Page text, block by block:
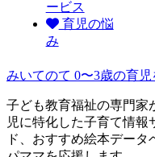
ービス
育児の悩
み
みいてのて 0〜3歳の育児
子ども教育福祉の専門家
児に特化した子育て情報
ド、おすすめ絵本デー